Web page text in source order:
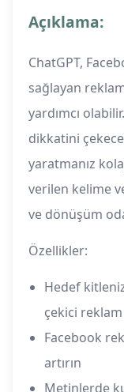
Açıklama:
ChatGPT,
sağlayan
yardımcı
dikkatini
yaratmanız
verilen kelime
ve dönüşüm
Özellikler:
Hedef
çekici
Facebook
artırın
Metinlerde